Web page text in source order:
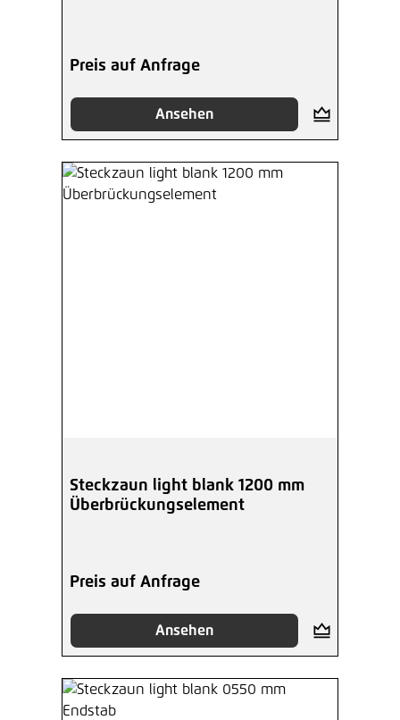
Preis auf Anfrage
Ansehen
Steckzaun light blank 1200 mm
Überbrückungselement
Preis auf Anfrage
Ansehen